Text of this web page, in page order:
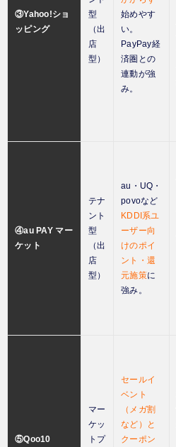
③Yahoo!ショ
ッピング
型
（出
店
型）
始めやす
い。
PayPay経
済圏との
連動が強
み。
④au PAY マー
ケット
テナ
ント
型
（出
店
型）
au・UQ・
povoなど
KDDI系ユ
ーザー向
けのポイ
ント・還
元施策に
強み。
⑤Qoo10
マー
ケッ
トプ
セールイ
ベント
（メガ割
など）と
クーポン